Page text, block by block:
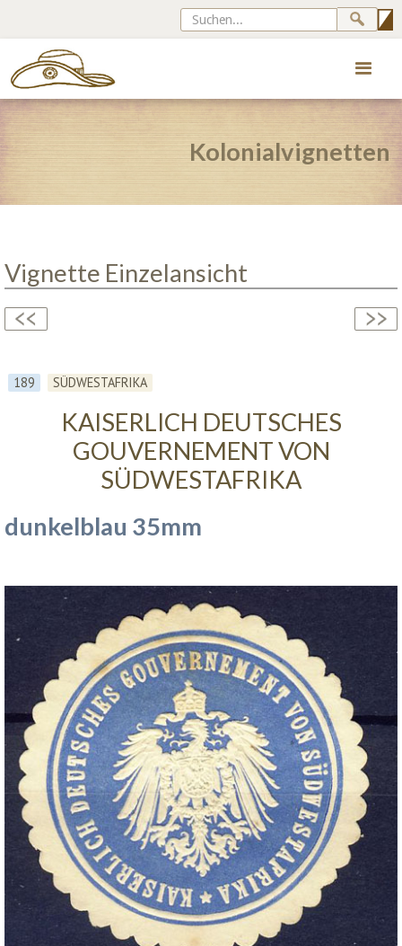
Kolonialvignetten
Vignette Einzelansicht
189 SÜDWESTAFRIKA
KAISERLICH DEUTSCHES
GOUVERNEMENT VON
SÜDWESTAFRIKA
dunkelblau 35mm